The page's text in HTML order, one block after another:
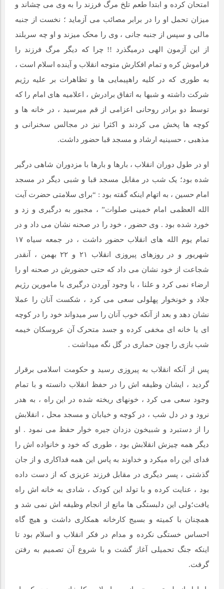
امتحان کرده و ابتدا طعم تلخ مرگ فرزند را به وی می چشاند و
میزان تحمل او را در برابر مصائب می آزماید ؛ نخست از جنبه
مالی و سپس از جنبه جانی ، وی را محک میزند و او چه سربلند
از این آزمون الهی درمیگذرد !! چرا که دیگر مرگ فرزند را
فراموش کره و تمام افکارش متوجه انقلاب و آینده اسلام است ،
به طوری که در کلیه راهپیمایی ها و تظاهرات بر علیه رژیم
شرکت داشته و شبها به اتفاق برادرش ، اعلامیه های امام را که
توسط دو برادر روحانی اعزامی از قم میرسید ، در خانه ها و
کوچه ها پخش می کردند و اکثرا نیز در مجالس سخنرانی و
مذهبی ، حسینیه ارشاد و مسجد قبا حضور داشت.
او در طول دوران انقلاب ، بارها و بارها با مزدوران شاهی درگیر
شده بود؛ یک شب در مقابل مسجد قبا و شبی دیگر در مسجد
امام حسین ، به اتهام اینکه گفته بود : “برای سلامتی حضرت آیت
الله العظمی امام خمینی صلوات” ، مجبور به درگیری و زد و
خورد شده بود . وی حضور ، خود را در صحنه نشان می داد و در
تمام یوم الله های انقلاب حضور داشت ، در جمعه سیاه ۱۷
شهریور و در روزهای پیروزی انقلاب ۲۱ و ۲۲ بهمن ، آنقدر
شجاعت از خود نشان می داد که حتی حضورش در صحنه او را
ارضاء نمی کرد و علنا ، با وجود آوردن درگیری با مامورین رژیم
جلاد و خونخوار پهلولی سعی می کرد ، شکست آنان را عملا
نشان دهد و بعد از آنکه خوب آنان را سر میدواند خود را در کوچه
ای یا خانه ای مخفی کرده و جسد متحرک آن عروسکان خیمه
شب بازی را چون حماری در گل نگه میداشت .
پس از آنکه انقلاب به پیروزی رسید و حکومت اسلامی برقرار
گردید ، ایشان وظیفه اش را در حفظ انقلاب دانسته و با تمام
وجود سعی می کرد ، خونهای ریخته شده در این راه ، به هدر
نرود و در دل شب ، در کوچه و خیابان و مسجد محل ، انقلابش
را از دستبرد و شبیخون دزدان جیره خوار حفظ می نمود . او
دیگر همه چیزش انقلابش بود ، طوری که خود و خانواده اش را
فدای این راه میکرد و خداوند به پاس این همه فداکاری و از جان
گذشتی ، پسر دیگری در مقابل فرزند عزیزی که از دست داده
بود ، عنایت کرده و با تولد این کودک ، شادی به خانه اش راه
یافت؛ولی این دلبستگی ها مانع از انجام وظیفه اش نمی شد و
همچنان با کمیته و بسیج کارخانه همکاری داشت و هیچ گاه
احساس خستگی نکرده و مدام در فکر انقلاب و اسلام بود تا
اینکه جنگ تحمیلی آغاز گشت و با شروع آن تصمیم به رفتن
گرفت.